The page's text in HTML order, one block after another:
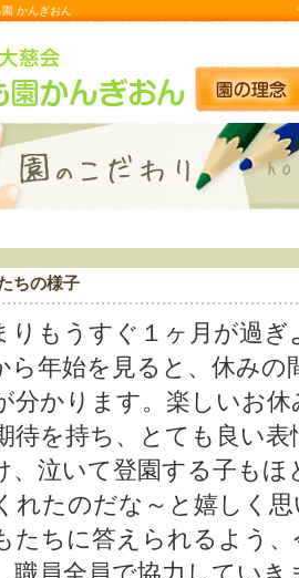
かんぎおん
ちの様子
もうすぐ１ヶ月が過ぎ
ら年始を見ると、休みの
分かります。楽しいお
待を持ち、とても良い
、泣いて登園する子も
れたのだな～と嬉しく
たちに答えられるよう